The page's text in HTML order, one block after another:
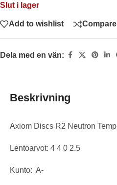
Slut i lager
Add to wishlist Compare
Dela med en vän:
Beskrivning
Axiom Discs R2 Neutron
Lentoarvot: 4 4 0 2.5
Kunto: A-